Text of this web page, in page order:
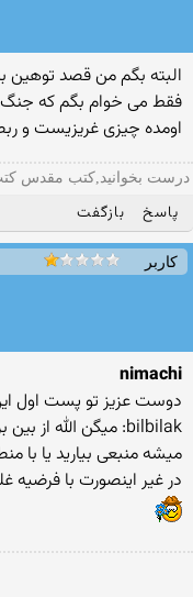
البته بگم من قصد توهین
فقط می خوام بگم که جنگ
اومده چیزی غریزیست و
درست بخوانید,کتب مقدس
پاسخ بازگفت
کاربر
nimachi
دوست عزیز تو پست اول
bilbilak: میگن الله از بین برنده ی بدی هاست
میشه منبعی بیارید یا با
در غیر اینصورت با